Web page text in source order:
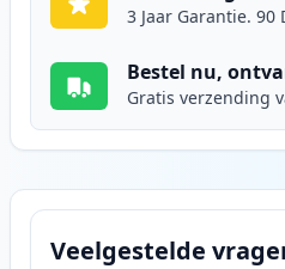
3 Jaar Garantie. 90
Bestel nu,
Gratis verzending
Veelgestelde